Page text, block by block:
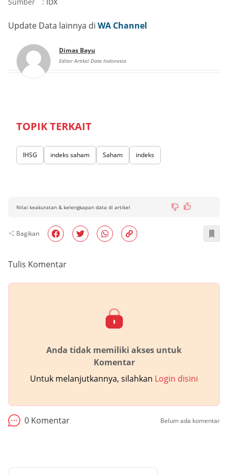
Update Data lainnya di WA Channel
Dimas Bayu
Editor Artikel Data Indonesia
TOPIK TERKAIT
IHSG indeks saham Saham indeks
Nilai keakuratan & kelengkapan data di artikel
Bagikan
Tulis Komentar
Anda tidak memiliki akses untuk
Komentar
Untuk melanjutkannya, silahkan Login disini
0 Komentar Belum ada komentar